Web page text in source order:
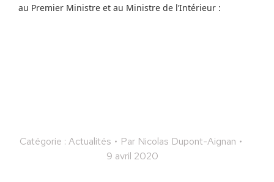
au Premier Ministre et au Ministre de l’Intérieur :
Catégorie : Actualités Par Nicolas Dupont-Aignan
9 avril 2020